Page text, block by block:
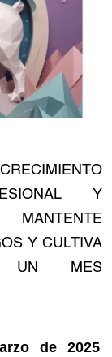
Y
Y CULTIVA
UN MES
de 2025